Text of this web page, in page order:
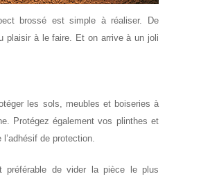
brossé est simple à réaliser. De
plaisir à le faire. Et on arrive à un joli
les sols, meubles et boiseries à
Protégez également vos plinthes et
de protection.
préférable de vider la pièce le plus